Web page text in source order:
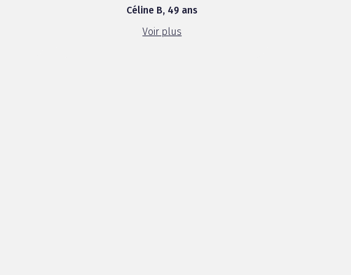
mes proches. Il est sans goût à la
différence d'autres produits, se dilue
facilement, même d...
Céline B, 49 ans
Voir plus